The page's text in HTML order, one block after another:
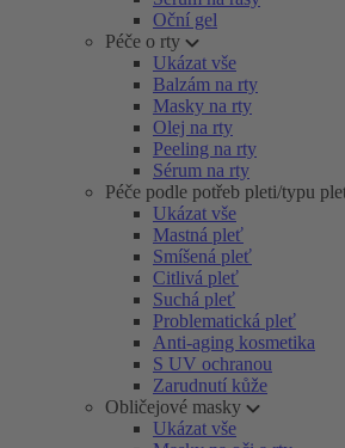
Oční gel
Péče o rty
Ukázat vše
Balzám na rty
Masky na rty
Olej na rty
Peeling na rty
Sérum na rty
Péče podle potřeb pleti/typu
Ukázat vše
Mastná pleť
Smíšená pleť
Citlivá pleť
Suchá pleť
Problematická pleť
Anti-aging kosmetika
S UV ochranou
Zarudnutí kůže
Obličejové masky
Ukázat vše